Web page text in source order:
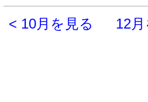
< 10月を見る 12